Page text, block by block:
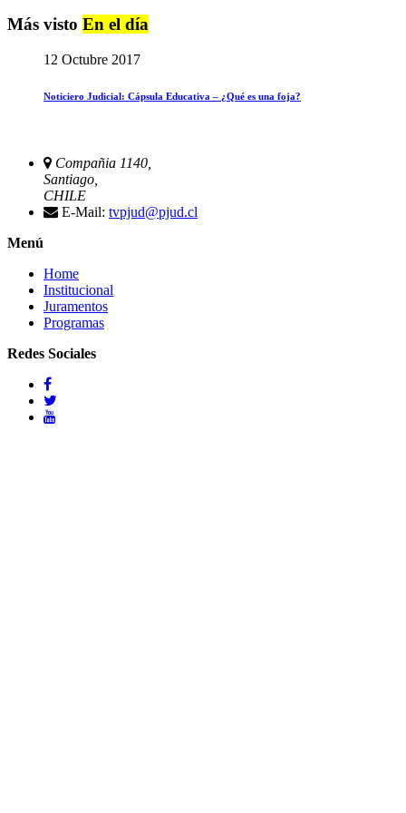
Más visto En el día
12 Octubre 2017
Noticiero Judicial: Cápsula Educativa – ¿Qué es una foja?
Compañia 1140,
Santiago,
CHILE
E-Mail: tvpjud@pjud.cl
Menú
Home
Institucional
Juramentos
Programas
Redes Sociales